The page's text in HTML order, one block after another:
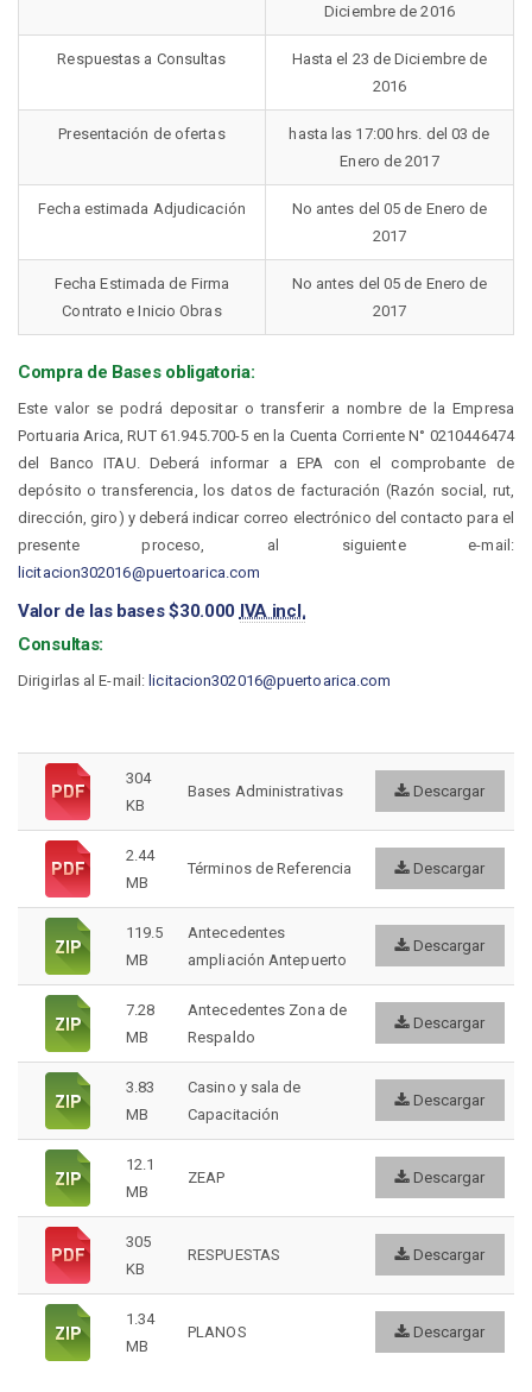
Diciembre de 2016
Respuestas a Consultas
Hasta el 23 de Diciembre de
2016
Presentación de ofertas
hasta las 17:00 hrs. del 03 de
Enero de 2017
Fecha estimada Adjudicación
No antes del 05 de Enero de
2017
Fecha Estimada de Firma
Contrato e Inicio Obras
No antes del 05 de Enero de
2017
Compra de Bases obligatoria:
Este valor se podrá depositar o transferir a nombre de la Empresa
Portuaria Arica, RUT 61.945.700-5 en la Cuenta Corriente N° 0210446474
del Banco ITAU. Deberá informar a EPA con el comprobante de
depósito o transferencia, los datos de facturación (Razón social, rut,
dirección, giro) y deberá indicar correo electrónico del contacto para el
presente proceso, al siguiente e-mail:
licitacion302016@puertoarica.com
Valor de las bases $30.000 IVA incl.
Consultas:
Dirigirlas al E-mail: licitacion302016@puertoarica.com
304
KB
Bases Administrativas Descargar
2.44
MB
Términos de Referencia Descargar
119.5
MB
Antecedentes
ampliación Antepuerto
Descargar
7.28
MB
Antecedentes Zona de
Respaldo
Descargar
3.83
MB
Casino y sala de
Capacitación
Descargar
12.1
MB
ZEAP Descargar
305
KB
RESPUESTAS Descargar
1.34
MB
PLANOS Descargar
Quiénes Somos
Misión y Visión
Roles Estratégicos
Licitaciones
Memorias
PUERTO
SOSTENIBLE
Política de Sostenibilidad
Guías Corporativas
Estadísticas transferencia de
carga
Relación con los Clientes
Centro Turístico Integral
Conozca su Puerto
Convenios
Becas Puerto Arica
Empresa Verde
OEA/CIP
Laborales
CIUDAD
Servicios Turísticos
Incentivos a la inversión
ZEAP
ZEAP
Antepuerto
ACCESOS
Uso de Puerto
Canal de Comunicación
Consulta facturas
Webmail
Intranet
Extranet
Empresa Portuaria Arica © 2026 - Avda. Máximo Lira #389, Arica- Fono:
(+5658) 2593400